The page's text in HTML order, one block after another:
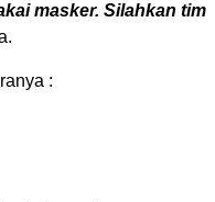
masker. Silahkan tim
: